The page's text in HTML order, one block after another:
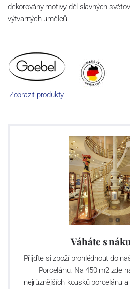
dekorovány motivy děl slavných
výtvarných umělců.
Zobrazit produkty
Váháte s
Přijďte si zboží prohlédnout do
Porcelánu. Na 450 m2 zde
nejrůznějších kousků porcelánu